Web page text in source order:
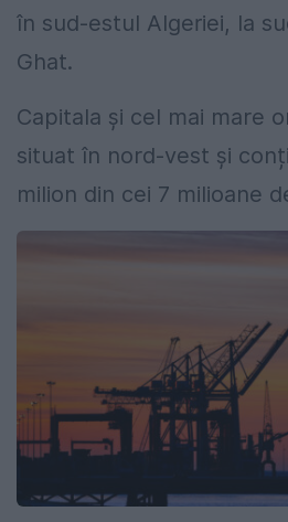
în sud-estul Algeriei, la
Ghat.
Capitala și cel mai mare
situat în nord-vest și
milion din cei 7 milioane